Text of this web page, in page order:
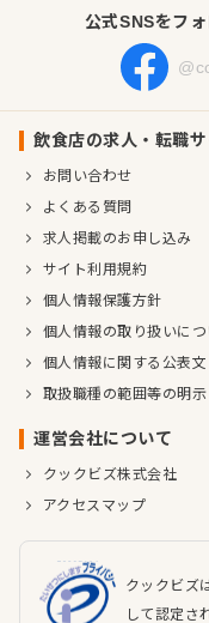
公式SNSをフ
飲食店の求人・転職
お問い合わせ
よくある質問
求人掲載のお申し込み
サイト利用規約
個人情報保護方針
個人情報の取り扱いにつ
個人情報に関する公表文
取扱職種の範囲等の明示
運営会社について
クックビズ株式会社
アクセスマップ
クックビズ
して認定さ